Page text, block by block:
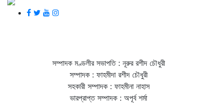
সম্পাদক মণ্ডলীর সভাপতি : নূরুর রশীদ চৌধুরী
সম্পাদক : ফাহমীদা রশীদ চৌধুরী
সহকারী সম্পাদক : ফাহমীনা নাহাস
ভারপ্রাপ্ত সম্পাদক : অপূর্ব শর্মা